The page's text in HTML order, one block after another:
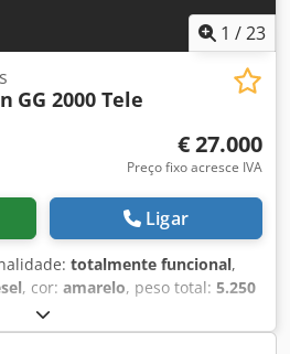
1 /23
GG 2000 Tele
€ 27.000
Preço fixo acresce IVA
Ligar
totalmente funcional,
, cor: amarelo, peso total: 5.250
, peso operacional:
2.000 kg, potência de elevação:2